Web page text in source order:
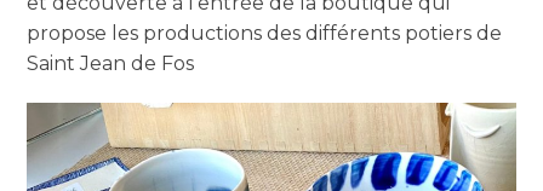
propose les productions des différents potiers de
Saint Jean de Fos